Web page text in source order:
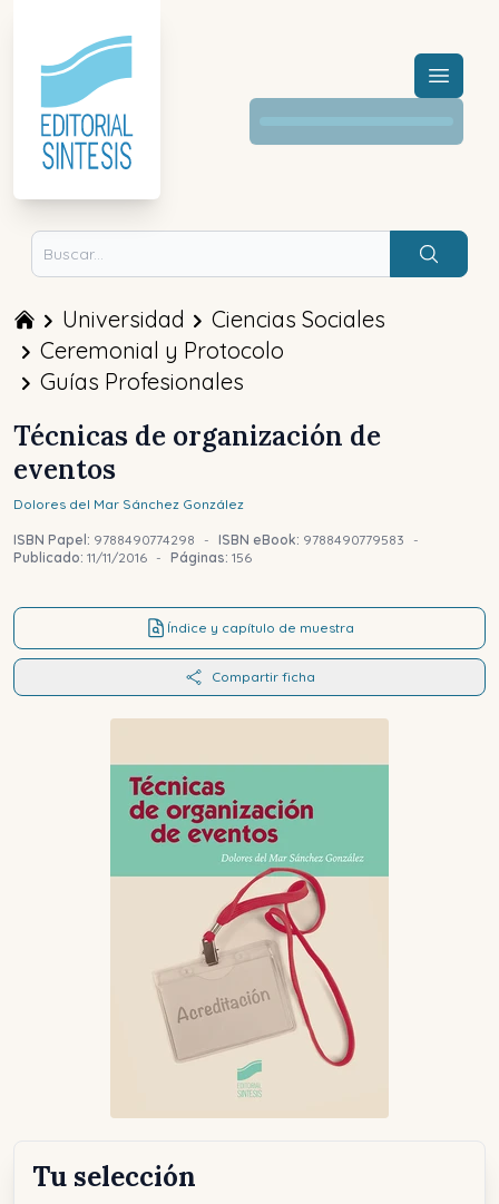
Menú
Buscar
Universidad
Ciencias Sociales
Ceremonial y Protocolo
Guías Profesionales
Técnicas de organización de
eventos
Dolores del Mar Sánchez González
ISBN Papel: 9788490774298 - ISBN eBook: 9788490779583
-
Publicado: 11/11/2016 - Páginas: 156
Índice y capítulo de muestra
Compartir ficha
Tu selección